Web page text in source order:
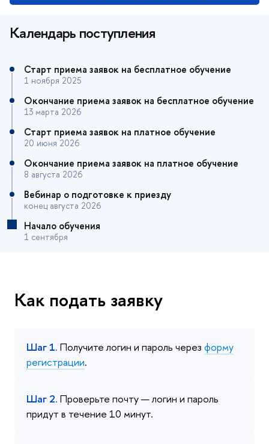
Календарь поступления
Старт приема заявок на бесплатное обучение
1 ноября 2025
Окончание приема заявок на бесплатное обучение
13 марта 2026
Старт приема заявок на платное обучение
20 июня 2026
Окончание приема заявок на платное обучение
8 августа 2026
Вебинар о подготовке к приезду
конец августа 2026
Начало обучения
1 сентября
Как подать заявку
Шаг 1. Получите логин и пароль через форму
регистрации.
Шаг 2. Проверьте почту — логин и пароль
придут в течение 10 минут.